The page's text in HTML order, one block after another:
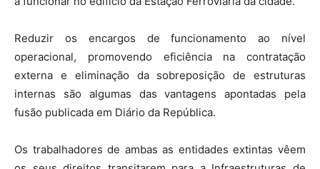
Reduzir os encargos de funcionamento ao nível
operacional, promovendo eficiência na contratação
externa e eliminação da sobreposição de estruturas
internas são algumas das vantagens apontadas pela
fusão publicada em Diário da República.
Os trabalhadores de ambas as entidades extintas vêem